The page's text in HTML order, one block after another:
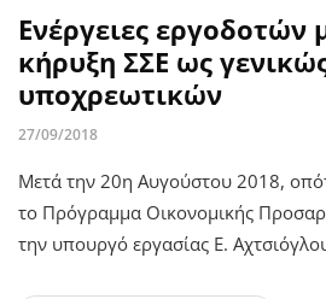
Ενέργειες εργοδοτών
κήρυξη ΣΣΕ ως
υποχρεωτικών
27/09/2018
Μετά την 20η Αυγούστου 2018,
το Πρόγραμμα Οικονομικής
την υπουργό εργασίας Ε.